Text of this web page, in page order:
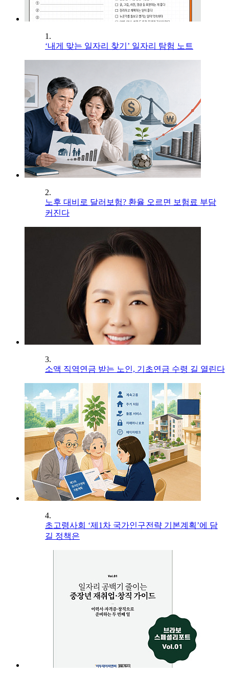
1.
‘내게 맞는 일자리 찾기’ 일자리 탐험 노트
2.
노후 대비로 달러보험? 환율 오르면 보험료 부담
커진다
3.
소액 직역연금 받는 노인, 기초연금 수령 길 열린다
4.
초고령사회 ‘제1차 국가인구전략 기본계획’에 담
길 정책은